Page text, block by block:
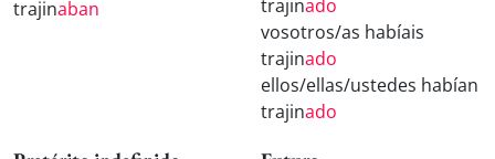
trajinaban
trajinado
vosotros/as habíais
trajinado
ellos/ellas/ustedes habían
trajinado